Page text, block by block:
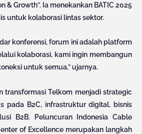
& Growth”. Ia menekankan BATIC 2025
untuk kolaborasi lintas sektor.
konferensi, forum ini adalah platform
kolaborasi, kami ingin membangun
untuk semua,” ujarnya.
transformasi Telkom menjadi strategic
pada B2C, infrastruktur digital, bisnis
B2B. Peluncuran Indonesia Cable
of Excellence merupakan langkah